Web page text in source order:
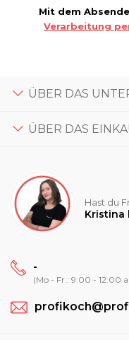
Mit dem
Verarbeitung
ÜBER DAS
ÜBER DAS
Hast du
Kristina
-
(Mo - Fr.: 9:00 - 12:00